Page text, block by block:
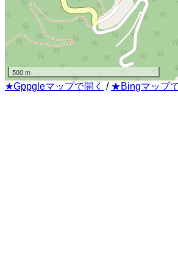
500 m
★Gppgleマップで開く / ★Bingマップで